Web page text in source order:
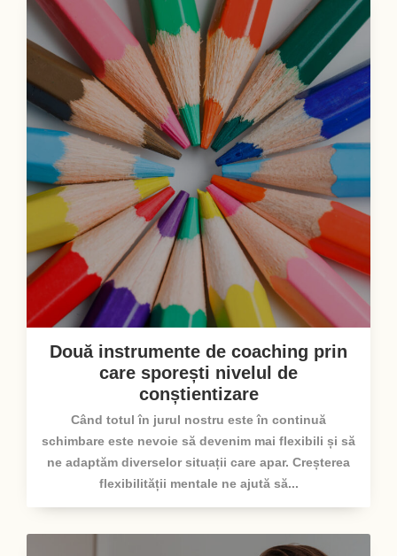
Două instrumente de coaching prin
care sporești nivelul de
conștientizare
Când totul în jurul nostru este în continuă
schimbare este nevoie să devenim mai flexibili și să
ne adaptăm diverselor situații care apar. Creșterea
flexibilității mentale ne ajută să...